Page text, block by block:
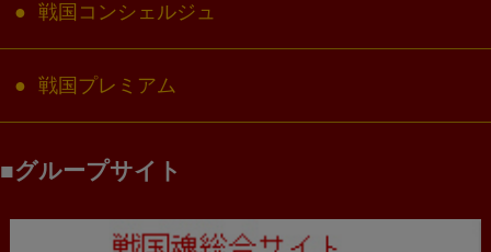
戦国コンシェルジュ
戦国プレミアム
グループサイト